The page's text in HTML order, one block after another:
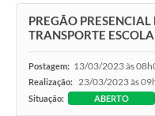
PREGÃO
TRANSPORTE
Postagem: 13/03/2023 às
Realização: 23/03/2023 às
Situação: ABERTO